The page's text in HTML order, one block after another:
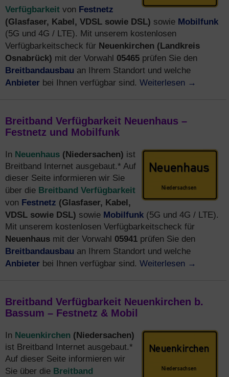
Verfügbarkeit von Festnetz
(Glasfaser, Kabel, VDSL sowie DSL) sowie Mobilfunk
(5G und 4G / LTE). Mit unserem kostenlosen
Verfügbarkeitscheck für Neuenkirchen (Landkreis
Osnabrück) mit der Vorwahl 05465 prüfen Sie den
Breitbandausbau an Ihrem Standort und welche
Anbieter bei Ihnen verfügbar sind. Weiterlesen →
Breitband Verfügbarkeit Neuenhaus –
Festnetz und Mobilfunk
In Neuenhaus (Niedersachen) ist
Breitband Internet ausgebaut.* Auf
dieser Seite informieren wir Sie
über die Breitband Verfügbarkeit
von Festnetz (Glasfaser, Kabel,
VDSL sowie DSL) sowie Mobilfunk (5G und 4G / LTE).
Mit unserem kostenlosen Verfügbarkeitscheck für
Neuenhaus mit der Vorwahl 05941 prüfen Sie den
Breitbandausbau an Ihrem Standort und welche
Anbieter bei Ihnen verfügbar sind. Weiterlesen →
Breitband Verfügbarkeit Neuenkirchen b.
Bassum – Festnetz & Mobil
In Neuenkirchen (Niedersachen)
ist Breitband Internet ausgebaut.*
Auf dieser Seite informieren wir
Sie über die Breitband